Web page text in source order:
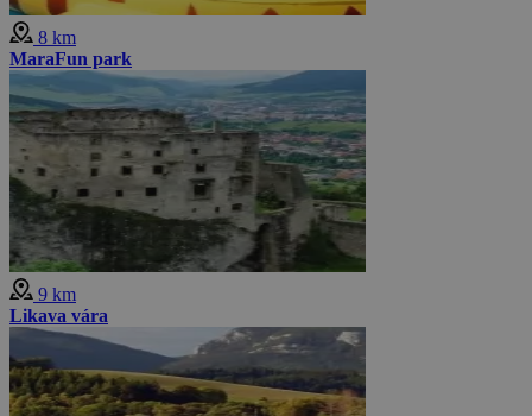
8 km
MaraFun park
9 km
Likava vára